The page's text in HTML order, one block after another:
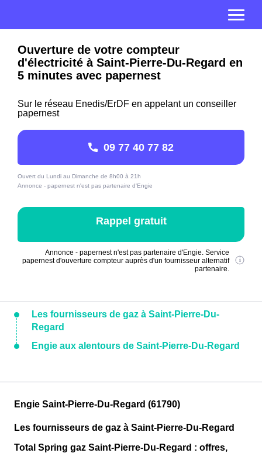
Ouverture de votre compteur
d'électricité à Saint-Pierre-Du-Regard en
5 minutes avec papernest
Sur le réseau Enedis/ErDF en appelant un conseiller
papernest
09 77 40 77 82
Ouvert du Lundi au Dimanche de 8h00 à 21h
Annonce - papernest n'est pas partenaire d'Engie
Rappel gratuit
Annonce - papernest n'est pas partenaire d'Engie. Service
papernest d'ouverture compteur auprès d'un fournisseur alternatif
partenaire.
Les fournisseurs de gaz à Saint-Pierre-Du-
Regard
Engie aux alentours de Saint-Pierre-Du-Regard
Engie Saint-Pierre-Du-Regard (61790)
Les fournisseurs de gaz à Saint-Pierre-Du-Regard
Total Spring gaz Saint-Pierre-Du-Regard : offres,